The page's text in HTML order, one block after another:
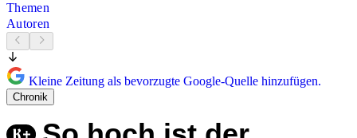
Themen
Autoren
Kleine Zeitung als bevorzugte Google-Quelle hinzufügen.
Chronik